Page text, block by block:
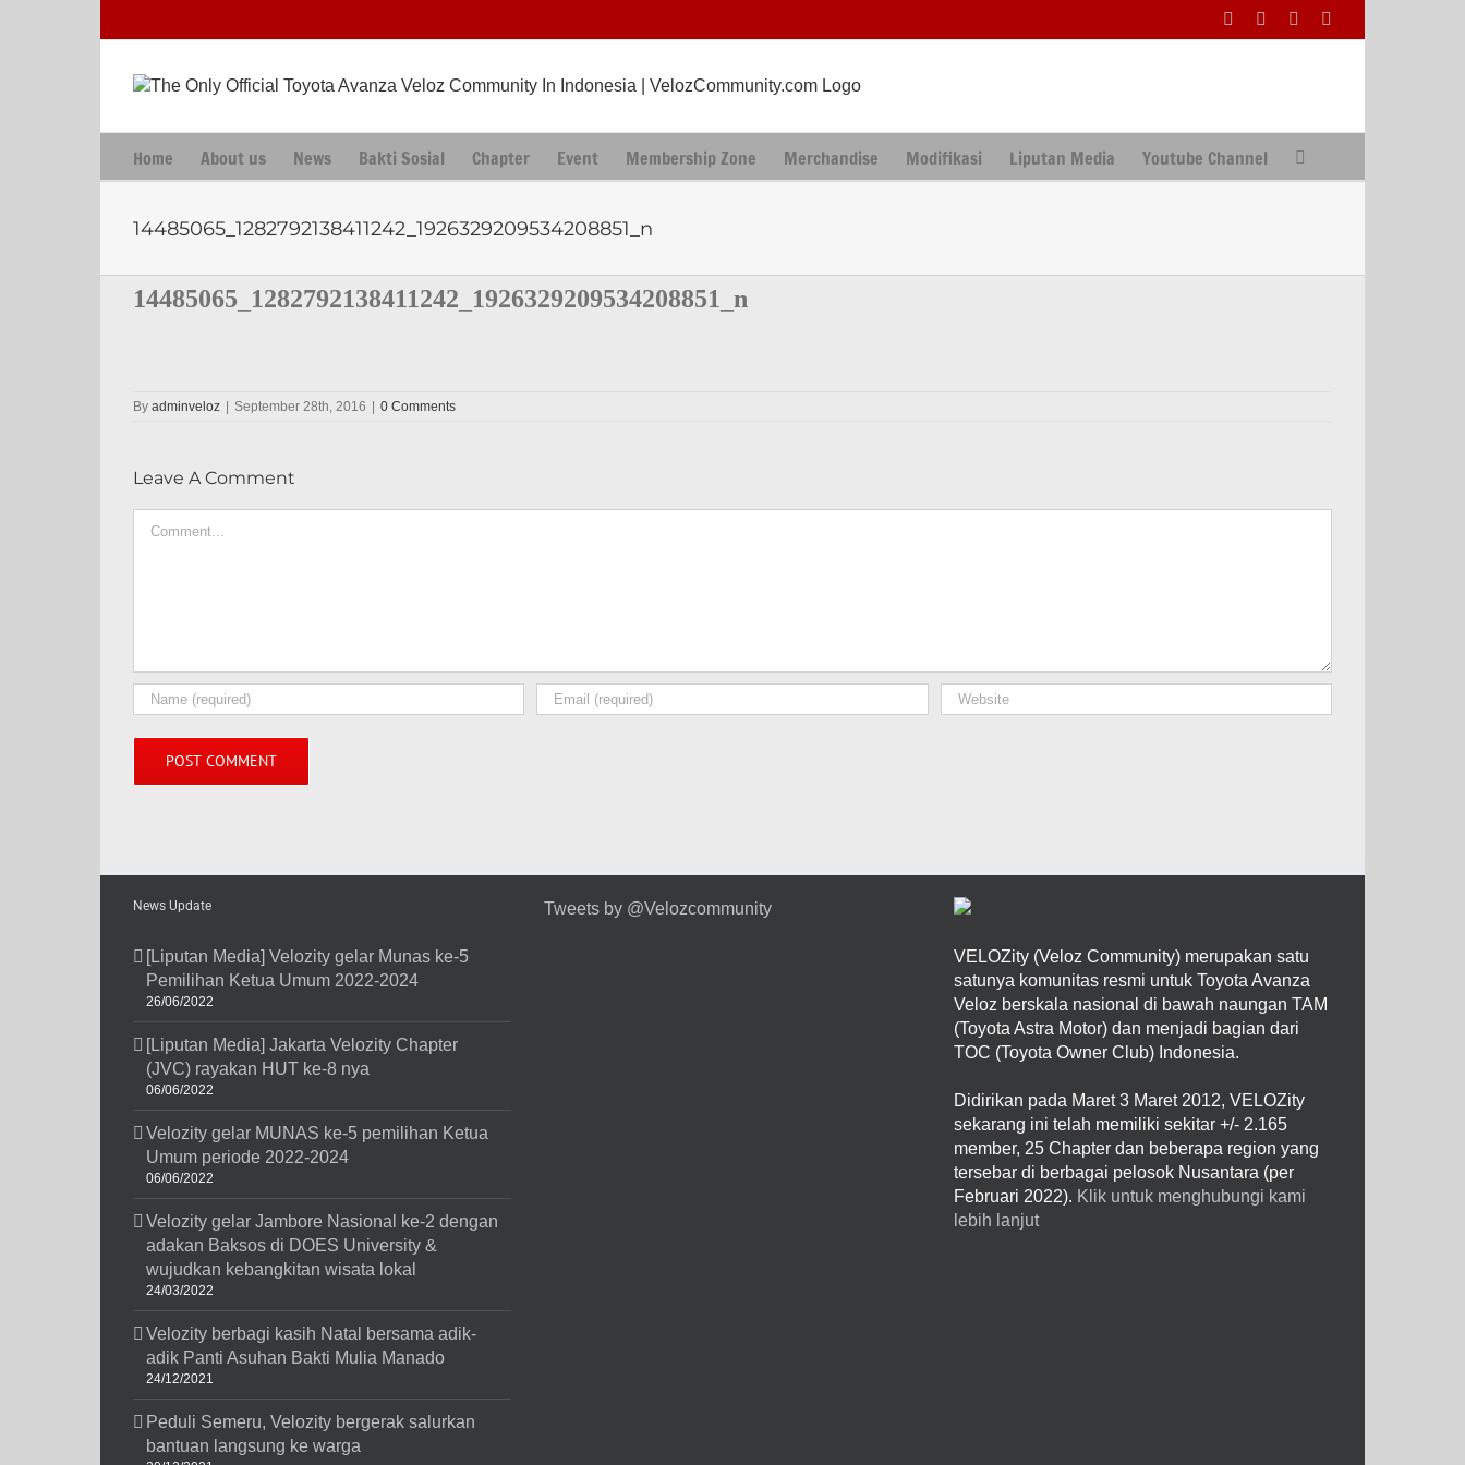
FacebookFacebook
Home About us News Bakti Sosial Chapter Event Membership Zone Merchandise Modifikasi Liputan Media Youtube Channel
14485065_1282792138411242_1926329209534208851_n
14485065_1282792138411242_1926329209534208851_n
By adminveloz September 28th, 2016 0 Comments
Leave A Comment
News Update
[Liputan Media] Velozity gelar Munas ke-5
Pemilihan Ketua Umum 2022-2024
26/06/2022
[Liputan Media] Jakarta Velozity Chapter
(JVC) rayakan HUT ke-8 nya
06/06/2022
Velozity gelar MUNAS ke-5 pemilihan Ketua
Umum periode 2022-2024
06/06/2022
Velozity gelar Jambore Nasional ke-2 dengan
adakan Baksos di DOES University &
wujudkan kebangkitan wisata lokal
24/03/2022
Velozity berbagi kasih Natal bersama adik-
adik Panti Asuhan Bakti Mulia Manado
24/12/2021
Peduli Semeru, Velozity bergerak salurkan
bantuan langsung ke warga
Tweets by @Velozcommunity
VELOZity (Veloz Community) merupakan satu
satunya komunitas resmi untuk Toyota Avanza
Veloz berskala nasional di bawah naungan TAM
(Toyota Astra Motor) dan menjadi bagian dari
TOC (Toyota Owner Club) Indonesia.
Didirikan pada Maret 3 Maret 2012, VELOZity
sekarang ini telah memiliki sekitar +/- 2.165
member, 25 Chapter dan beberapa region yang
tersebar di berbagai pelosok Nusantara (per
Februari 2022). Klik untuk menghubungi kami
lebih lanjut